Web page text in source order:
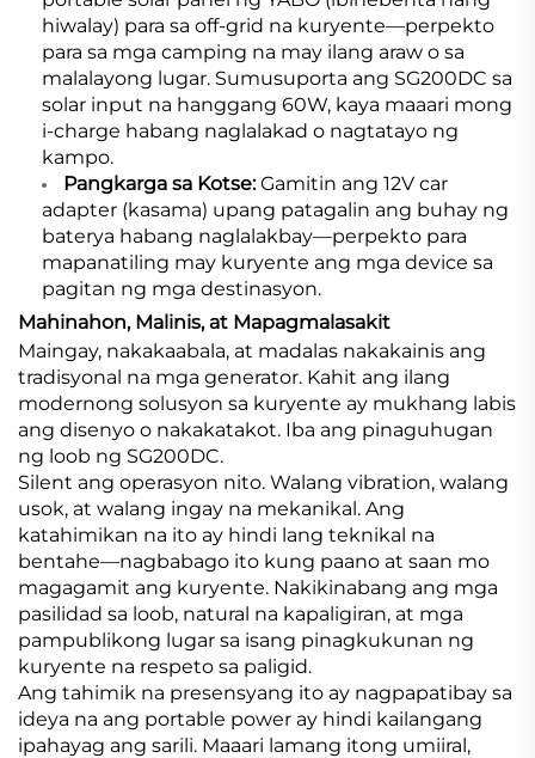
hiwalay) para sa off-grid na kuryente—perpekto
para sa mga camping na may ilang araw o sa
malalayong lugar. Sumusuporta ang SG200DC sa
solar input na hanggang 60W, kaya maaari mong
i-charge habang naglalakad o nagtatayo ng
kampo.
Pangkarga sa Kotse:Gamitin ang 12V car
adapter (kasama) upang patagalin ang buhay ng
baterya habang naglalakbay—perpekto para
mapanatiling may kuryente ang mga device sa
pagitan ng mga destinasyon.
Mahinahon, Malinis, at Mapagmalasakit
Maingay, nakakaabala, at madalas nakakainis ang
tradisyonal na mga generator. Kahit ang ilang
modernong solusyon sa kuryente ay mukhang labis
ang disenyo o nakakatakot. Iba ang pinaguhugan
ng loob ng SG200DC.
Silent ang operasyon nito. Walang vibration, walang
usok, at walang ingay na mekanikal. Ang
katahimikan na ito ay hindi lang teknikal na
bentahe—nagbabago ito kung paano at saan mo
magagamit ang kuryente. Nakikinabang ang mga
pasilidad sa loob, natural na kapaligiran, at mga
pampublikong lugar sa isang pinagkukunan ng
kuryente na respeto sa paligid.
Ang tahimik na presensyang ito ay nagpapatibay sa
ideya na ang portable power ay hindi kailangang
ipahayag ang sarili. Maaari lamang itong umiiral,